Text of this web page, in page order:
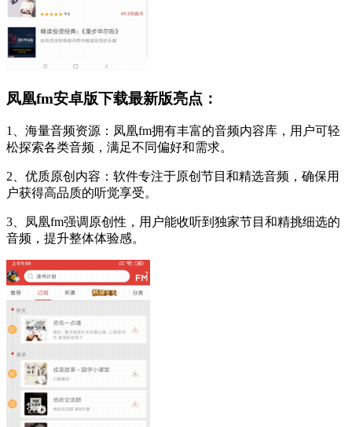
凤凰fm安卓版下载最新版亮点：
1、海量音频资源：凤凰fm拥有丰富的音频内容库，用户可轻
松探索各类音频，满足不同偏好和需求。
2、优质原创内容：软件专注于原创节目和精选音频，确保用
户获得高品质的听觉享受。
3、凤凰fm强调原创性，用户能收听到独家节目和精挑细选的
音频，提升整体体验感。